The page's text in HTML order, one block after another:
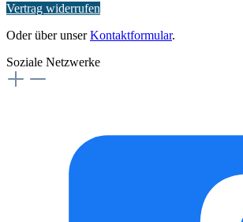
Vertrag widerrufen
Oder über unserKontaktformular.
Soziale Netzwerke